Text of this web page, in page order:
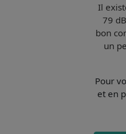
Il
79
bon
un
Pour
et en